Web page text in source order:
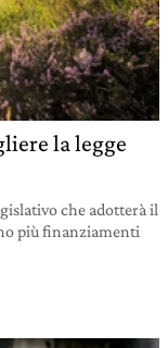
la legge
che adotterà il
più finanziamenti